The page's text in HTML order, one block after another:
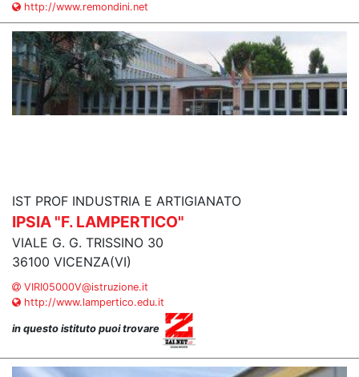
http://www.remondini.net
IST PROF INDUSTRIA E ARTIGIANATO
IPSIA "F. LAMPERTICO"
VIALE G. G. TRISSINO 30
36100 VICENZA(VI)
VIRI05000V@istruzione.it
http://www.lampertico.edu.it
in questo istituto puoi trovare